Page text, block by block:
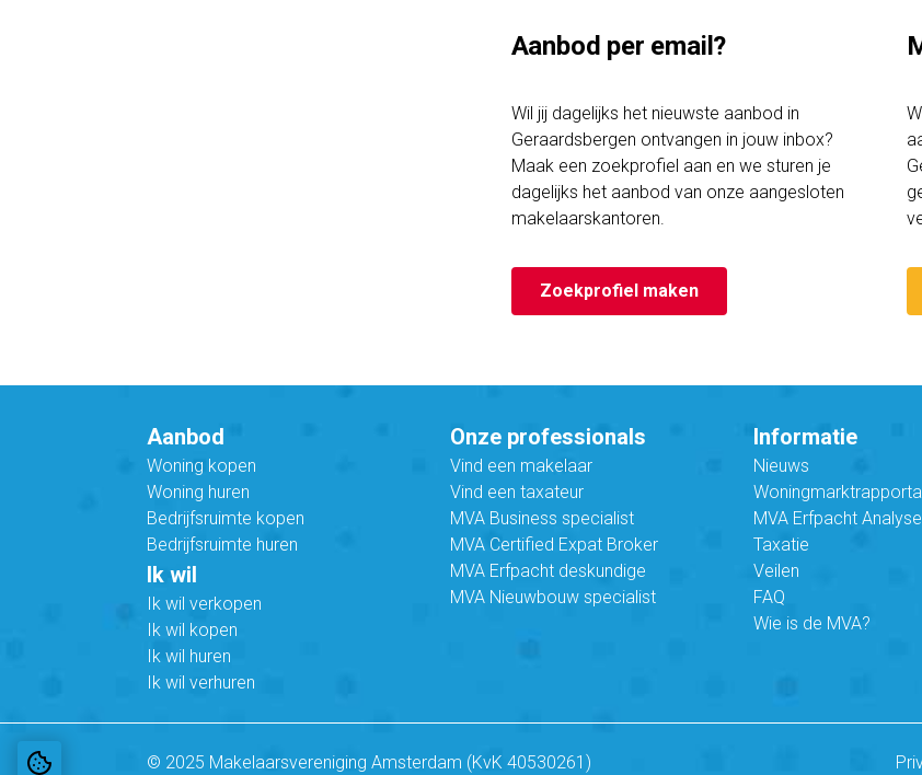
Aanbod per email?
Wil jij dagelijks het nieuwste aanbod in
Geraardsbergen ontvangen in jouw inbox?
Maak een zoekprofiel aan en we sturen je
dagelijks het aanbod van onze aangesloten
makelaarskantoren.
Zoekprofiel maken
Aanbod
Woning kopen
Woning huren
Bedrijfsruimte kopen
Bedrijfsruimte huren
Ik wil
Ik wil verkopen
Ik wil kopen
Ik wil huren
Ik wil verhuren
Onze professionals
Vind een makelaar
Vind een taxateur
MVA Business specialist
MVA Certified Expat Broker
MVA Erfpacht deskundige
MVA Nieuwbouw specialist
Informatie
Nieuws
MVA Erfpacht Analyse
Taxatie
Veilen
FAQ
Wie is de MVA?
© 2025 Makelaarsvereniging Amsterdam (KvK 40530261)